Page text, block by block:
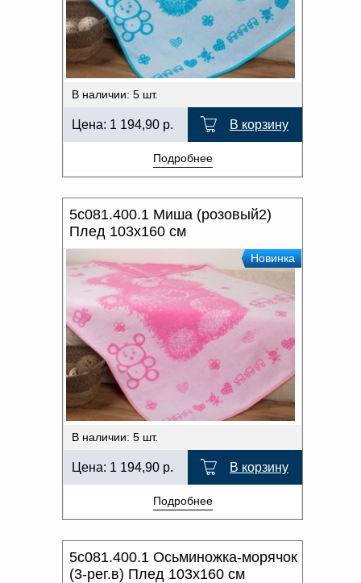
В наличии: 5 шт.
Цена: 1 194,90 р. В корзину
Подробнее
5с081.400.1 Миша (розовый2)
Плед 103х160 см
Новинка
В наличии: 5 шт.
Цена: 1 194,90 р. В корзину
Подробнее
5с081.400.1 Осьминожка-морячок
(3-рег.в) Плед 103х160 см